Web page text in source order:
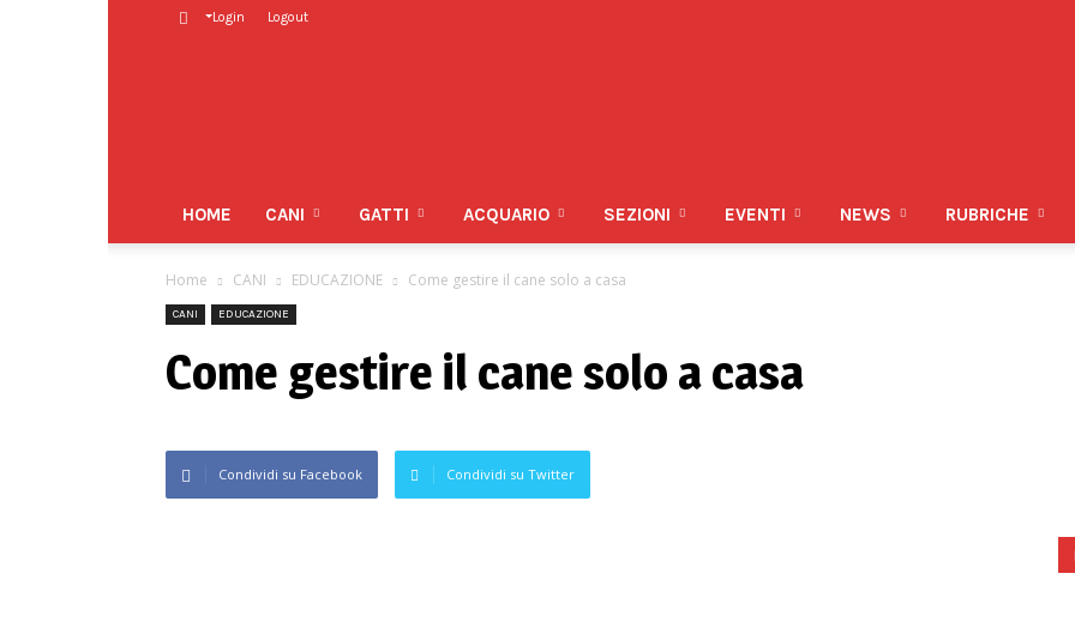
Login Logout
HOME CANI GATTI ACQUARIO SEZIONI EVENTI NEWS RUBRICHE
Home CANI EDUCAZIONE Come gestire il cane solo a casa
CANI EDUCAZIONE
Come gestire il cane solo a casa
Condividi su Facebook Condividi su Twitter